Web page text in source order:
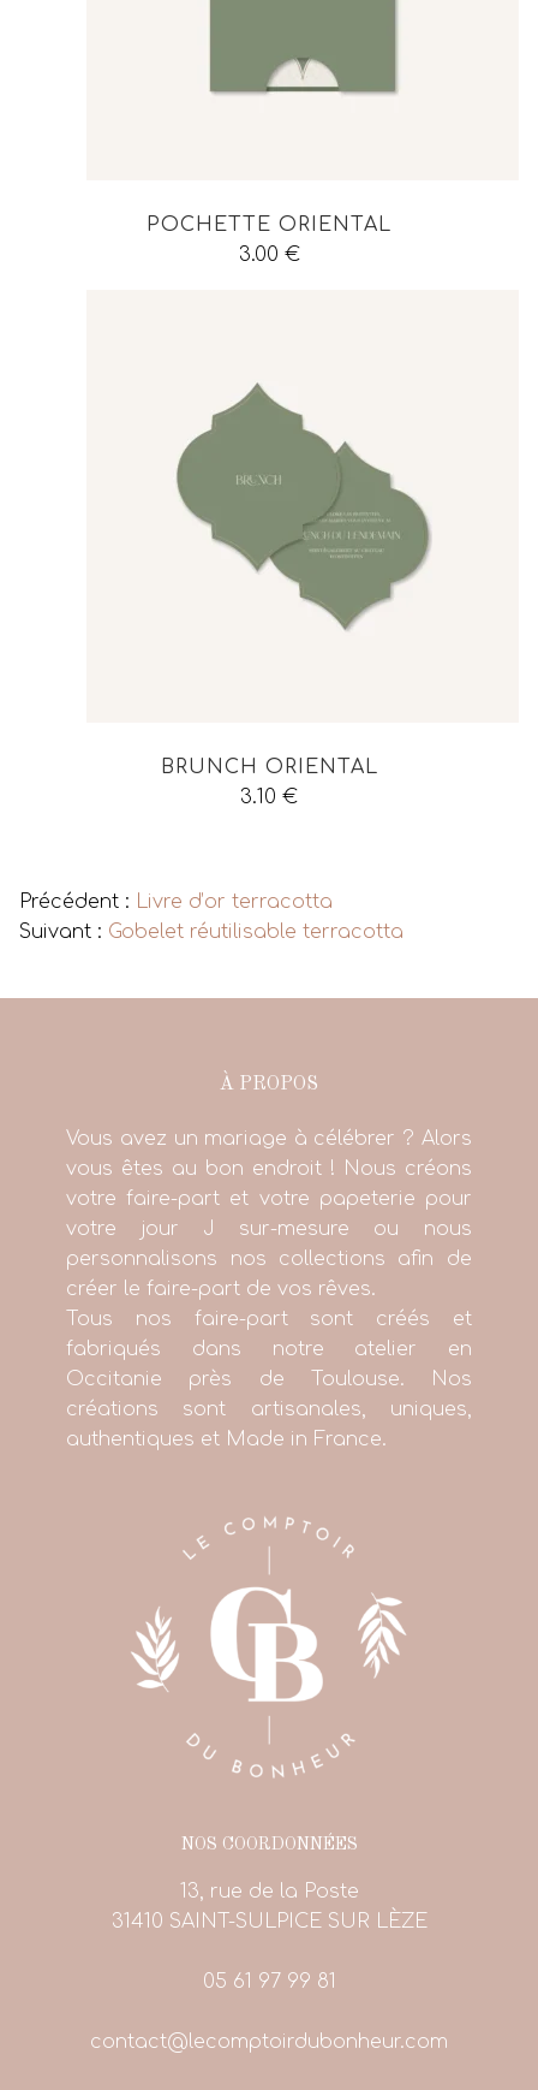
POCHETTE ORIENTAL
3.00 €
BRUNCH ORIENTAL
3.10 €
Précédent : Livre d’or terracotta
Suivant : Gobelet réutilisable terracotta
À PROPOS
Vous avez un mariage à célébrer ? Alors
vous êtes au bon endroit ! Nous créons
votre faire-part et votre papeterie pour
votre jour J sur-mesure ou nous
personnalisons nos collections afin de
créer le faire-part de vos rêves.
Tous nos faire-part sont créés et
fabriqués dans notre atelier en
Occitanie près de Toulouse. Nos
créations sont artisanales, uniques,
authentiques et Made in France.
NOS COORDONNÉES
13, rue de la Poste
31410 SAINT-SULPICE SUR LÈZE
05 61 97 99 81
contact@lecomptoirdubonheur.com